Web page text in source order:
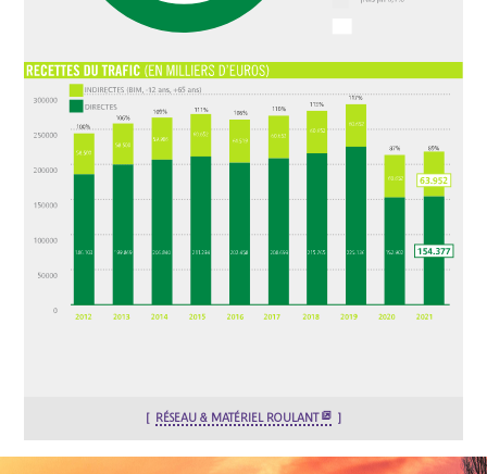
RÉSEAU & MATÉRIEL ROULANT